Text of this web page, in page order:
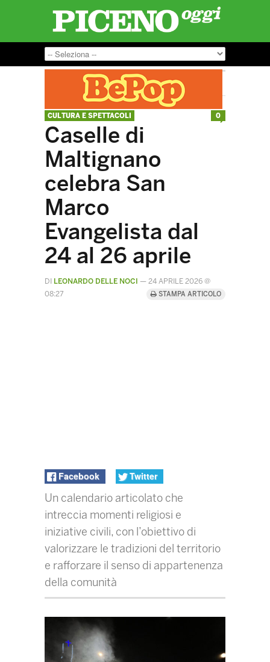
CULTURA E SPETTACOLI
Caselle di
Maltignano
celebra San
Marco
Evangelista dal
24 al 26 aprile
DI LEONARDO DELLE NOCI — 24 APRILE 2026 @
08:27
STAMPA ARTICOLO
Facebook Twitter
Un calendario articolato che
intreccia momenti religiosi e
iniziative civili, con l’obiettivo di
valorizzare le tradizioni del territorio
e rafforzare il senso di appartenenza
della comunità
0